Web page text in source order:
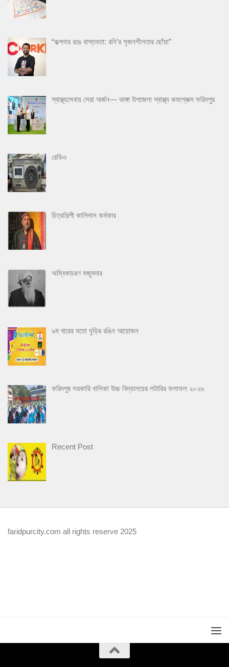
“কল্পনার রঙে বাস্তবতা: রনি’র সৃজনশীলতার ছোঁয়া”
স্বাস্থ্যসেবায় সেরা অর্জন— ভাঙ্গা উপজেলা স্বাস্থ্য কমপ্লেক্স ফরিদপুর
রেডিও
চিত্রশিল্পী কালিদাস কর্মকার
অম্বিকাচরণ মজুমদার
৯ম বারের মতো ঘুড়ির রঙিন আয়োজন
ফরিদপুর সরকারি বালিকা উচ্চ বিদ্যালয়ের লটারির ফলাফল ২০২৬
Recent Post
faridpurcity.com all rights reserve 2025